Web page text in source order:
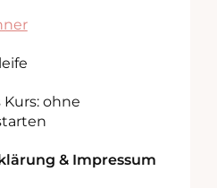
ohne
& Impressum